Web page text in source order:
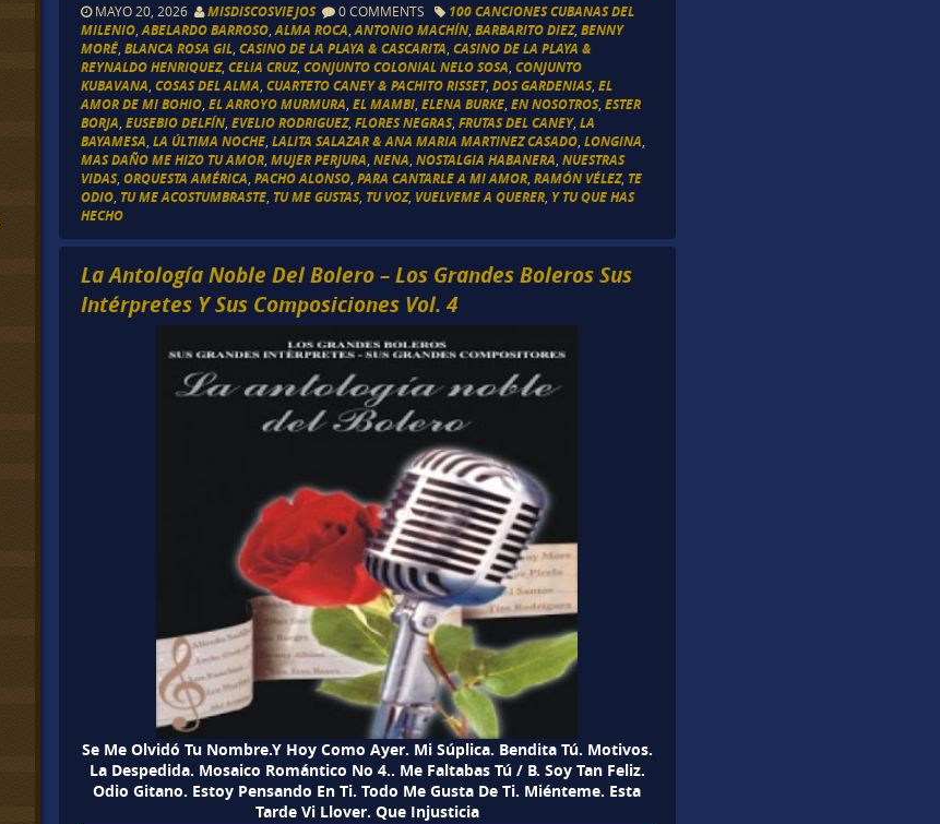
MAYO 20, 2026 MISDISCOSVIEJOS 0 COMMENTS
100 CANCIONES CUBANAS DEL
MILENIO ,ABELARDO BARROSO ,ALMA ROCA ,ANTONIO MACHÍN ,BARBARITO DIEZ,BENNY
MORÉ ,BLANCA ROSA GIL ,CASINO DE LA PLAYA & CASCARITA ,CASINO DE LA PLAYA &
REYNALDO HENRIQUEZ,CELIA CRUZ,CONJUNTO COLONIAL NELO SOSA ,CONJUNTO
KUBAVANA ,COSAS DEL ALMA ,CUARTETO CANEY & PACHITO RISSET,DOS GARDENIAS,EL
AMOR DE MI BOHIO ,EL ARROYO MURMURA ,EL MAMBI ,ELENA BURKE ,EN NOSOTROS,ESTER
BORJA ,EUSEBIO DELFÍN ,EVELIO RODRIGUEZ,FLORES NEGRAS,FRUTAS DEL CANEY,LA
BAYAMESA ,LA ÚLTIMA NOCHE ,LALITA SALAZAR & ANA MARIA MARTINEZ CASADO ,LONGINA
MAS DAÑO ME HIZO TU AMOR ,MUJER PERJURA ,NENA ,NOSTALGIA HABANERA ,NUESTRAS
VIDAS,ORQUESTA AMÉRICA ,PACHO ALONSO ,PARA CANTARLE A MI AMOR ,RAMÓN VÉLEZ, TE
ODIO TU ME ACOSTUMBRASTE TU ME GUSTAS, TU VOZ, VUELVEME A QUERER Y TU QUE HAS
HECHO
La Antología Noble Del Bolero – Los Grandes Boleros Sus
Intérpretes Y Sus Composiciones Vol. 4
Se Me Olvidó Tu Nombre.Y Hoy Como Ayer. Mi Súplica. Bendita Tú. Motivos.
La Despedida. Mosaico Romántico No 4.. Me Faltabas Tú / B. Soy Tan Feliz.
Odio Gitano. Estoy Pensando En Ti. Todo Me Gusta De Ti. Miénteme. Esta
Tarde Vi Llover. Que Injusticia